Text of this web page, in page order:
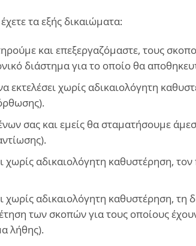
τα εξής δικαιώματα:
και επεξεργαζόμαστε, τους
διάστημα για το οποίο θα
εκτελέσει χωρίς αδικαιολόγητη
σας και εμείς θα σταματήσουμε
χωρίς αδικαιολόγητη καθυστέρηση,
χωρίς αδικαιολόγητη καθυστέρηση,
των σκοπών για τους οποίους
λήθης).